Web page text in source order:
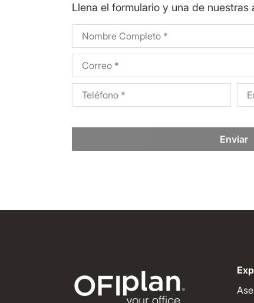
Llena el formulario y una de
Enviar